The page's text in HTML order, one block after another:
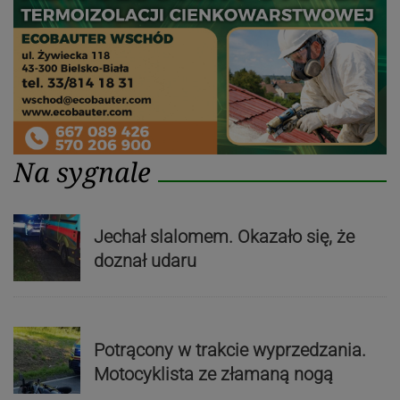
Na sygnale
Jechał slalomem. Okazało się, że
doznał udaru
Potrącony w trakcie wyprzedzania.
Motocyklista ze złamaną nogą